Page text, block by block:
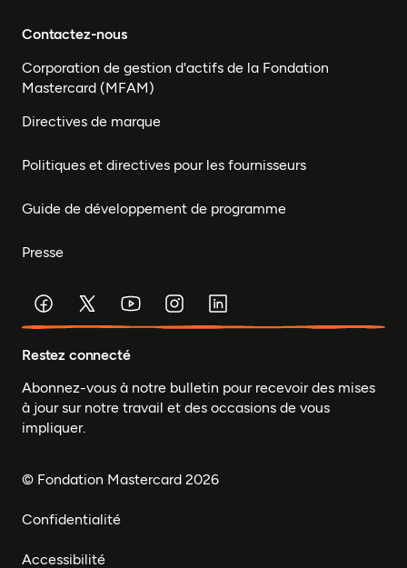
Contactez-nous
Corporation de gestion d'actifs de la Fondation
Mastercard (MFAM)
Directives de marque
Politiques et directives pour les fournisseurs
Guide de développement de programme
Presse
Restez connecté
Abonnez-vous à notre bulletin pour recevoir des mises
à jour sur notre travail et des occasions de vous
impliquer.
© Fondation Mastercard 2026
Confidentialité
Accessibilité